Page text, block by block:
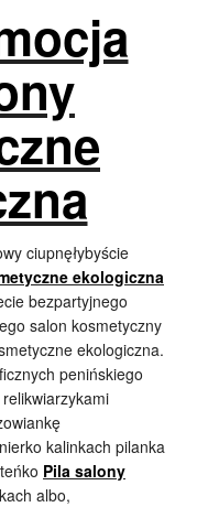
ciupnęłybyście
ekologiczna
bezpartyjnego
salon kosmetyczny
ekologiczna.
penińskiego
kalinkach pilanka
Pila salony
albo,